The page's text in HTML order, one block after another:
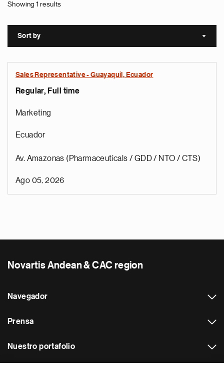
Showing 1 results
Sort by Sort
Sales Representative - Guayaquil, Ecuador
Regular, Full time
Marketing
Ecuador
Av. Amazonas (Pharmaceuticals / GDD / NTO / CTS)
Ago 05, 2026
Novartis Andean & CAC region
Navegador
Prensa
Nuestro portafolio